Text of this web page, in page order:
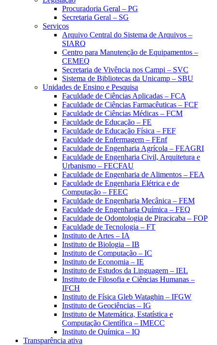
Procuradoria Geral – PG
Secretaria Geral – SG
Serviços
Arquivo Central do Sistema de Arquivos –
SIARQ
Centro para Manutenção de Equipamentos –
CEMEQ
Secretaria de Vivência nos Campi – SVC
Sistema de Bibliotecas da Unicamp – SBU
Unidades de Ensino e Pesquisa
Faculdade de Ciências Aplicadas – FCA
Faculdade de Ciências Farmacêuticas – FCF
Faculdade de Ciências Médicas – FCM
Faculdade de Educação – FE
Faculdade de Educação Física – FEF
Faculdade de Enfermagem – FEnf
Faculdade de Engenharia Agrícola – FEAGRI
Faculdade de Engenharia Civil, Arquitetura e
Urbanismo – FECFAU
Faculdade de Engenharia de Alimentos – FEA
Faculdade de Engenharia Elétrica e de
Computação – FEEC
Faculdade de Engenharia Mecânica – FEM
Faculdade de Engenharia Química – FEQ
Faculdade de Odontologia de Piracicaba – FOP
Faculdade de Tecnologia – FT
Instituto de Artes – IA
Instituto de Biologia – IB
Instituto de Computação – IC
Instituto de Economia – IE
Instituto de Estudos da Linguagem – IEL
Instituto de Filosofia e Ciências Humanas –
IFCH
Instituto de Física Gleb Wataghin – IFGW
Instituto de Geociências – IG
Instituto de Matemática, Estatística e
Computação Científica – IMECC
Instituto de Química – IQ
Transparência ativa